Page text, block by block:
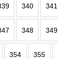
340 341
348 349
354 355